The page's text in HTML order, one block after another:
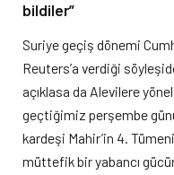
bildiler”
Suriye geçiş dönemi
Reuters’a verdiği söyleşide
açıklasa da Alevilere
geçtiğimiz perşembe
kardeşi Mahir’in 4.
müttefik bir yabancı